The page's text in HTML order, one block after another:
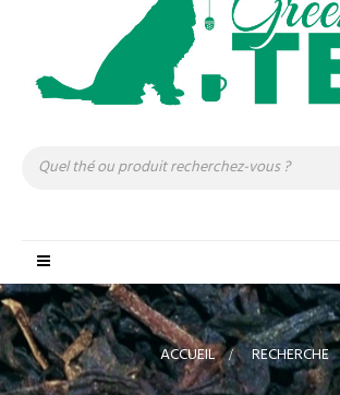
Basculer
la
navigation
ACCUEIL > RECHERCHE